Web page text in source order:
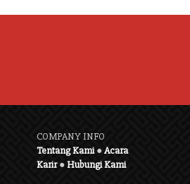
COMPANY INFO
Tentang Kami●Acara
Karir●Hubungi Kami